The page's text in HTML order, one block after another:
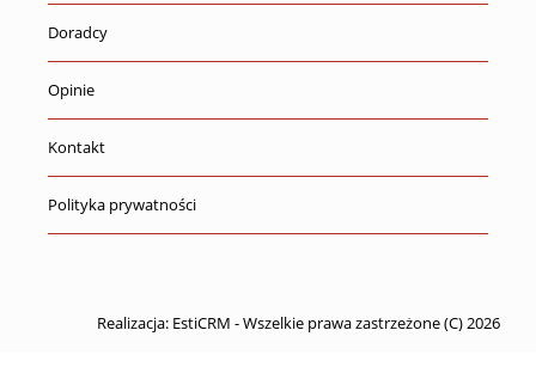
Doradcy
Opinie
Kontakt
Polityka prywatności
Realizacja: EstiCRM - Wszelkie prawa zastrzeżone (C) 2026